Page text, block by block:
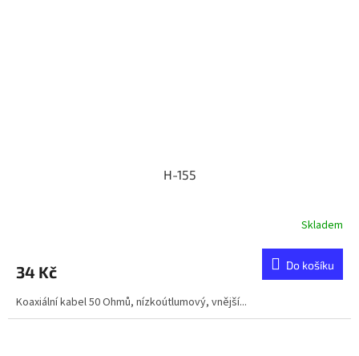
H-155
Skladem
34 Kč Do košíku
Koaxiální kabel 50 Ohmů, nízkoútlumový, vnější...